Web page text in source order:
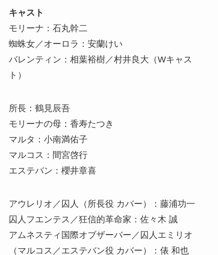
キャスト
モリーナ：石丸幹二
蜘蛛女／オーロラ：安蘭けい
バレンティン：相葉裕樹／村井良大（Wキャス
ト）
所長：鶴見辰吾
モリーナの母：香寿たつき
マルタ：小南満佑子
マルコス：間宮啓行
エステバン：櫻井章喜
アウレリオ／囚人（所長役 カバー）：藤浦功一
囚人フエンテス／狂信的革命家：佐々木 誠
アムネスティ国際オブザーバー／囚人エミリオ
（マルコス／エステバン役 カバー）：俵 和也